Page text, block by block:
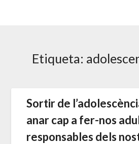
Etiqueta:
Sortir de
anar cap a fer-nos
responsables dels